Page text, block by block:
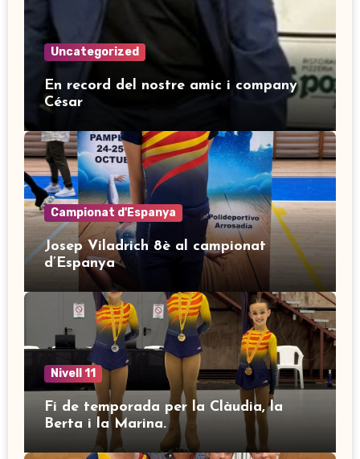
Uncategorized
En record del nostre amic i company
César
Campionat d'Espanya
Josep Viladrich 8è al campionat
d’Espanya
Nivell 11
Fi de temporada per la Clàudia, la
Berta i la Marina.